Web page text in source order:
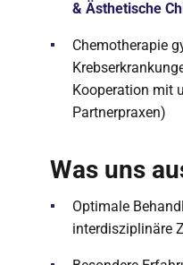
& Ästhetische
Chemotherapie
Kooperation mit
Partnerpraxen)
Was uns
Optimale
interdisziplinäre